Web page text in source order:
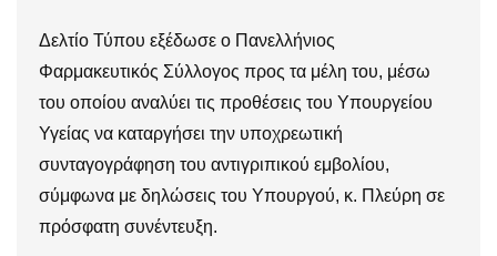
Δελτίο Τύπου εξέδωσε ο Πανελλήνιος
Φαρμακευτικός Σύλλογος προς τα μέλη του, μέσω
του οποίου αναλύει τις προθέσεις του Υπουργείου
Υγείας να καταργήσει την υποχρεωτική
συνταγογράφηση του αντιγριπικού εμβολίου,
σύμφωνα με δηλώσεις του Υπουργού, κ. Πλεύρη σε
πρόσφατη συνέντευξη.